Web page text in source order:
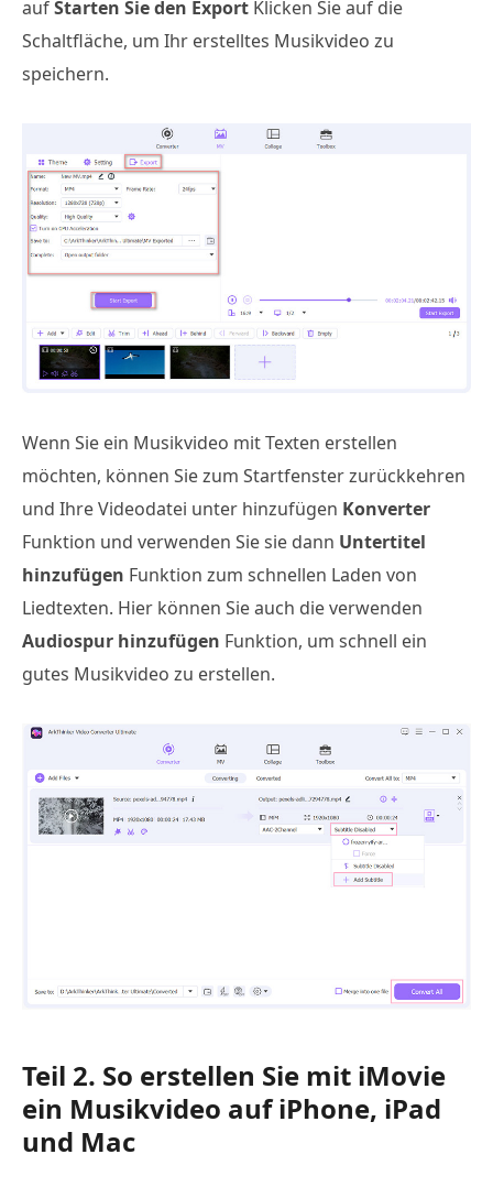
aufStarten Sie den Export Klicken Sie auf die
Schaltfläche, um Ihr erstelltes Musikvideo zu
speichern.
Wenn Sie ein Musikvideo mit Texten erstellen
möchten, können Sie zum Startfenster zurückkehren
und Ihre Videodatei unter hinzufügen Konverter
Funktion und verwenden Sie sie dann Untertitel
hinzufügen Funktion zum schnellen Laden von
Liedtexten. Hier können Sie auch die verwenden
Audiospur hinzufügen Funktion, um schnell ein
gutes Musikvideo zu erstellen.
Teil 2. So erstellen Sie mit iMovie
ein Musikvideo auf iPhone, iPad
und Mac